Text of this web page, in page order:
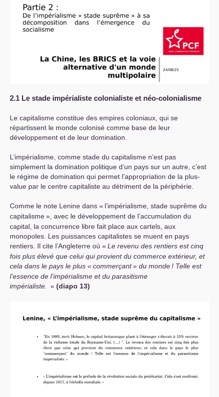
2.1 Le stade impérialiste colonialiste et néo-colonialisme
Le capitalisme constitue des empires coloniaux, qui se
répartissent le monde colonisé comme base de leur
développement et de leur domination.
L’impérialisme, comme stade du capitalisme n’est pas
simplement la domination politique d’un pays sur un autre, c’est
le régime de domination qui permet l’appropriation de la plus-
value par le centre capitaliste au détriment de la périphérie.
Comme le note Lenine dans « l’impérialisme, stade suprême du
capitalisme», avec le développement de l’accumulation du
capital, la concurrence libre fait place aux cartels, aux
monopoles. Les puissances capitalistes se muent en pays
rentiers. Il cite l’Angleterre où « Le revenu des rentiers est cinq
fois plus élevé que celui qui provient du commerce extérieur, et
cela dans le pays le plus «commerçant» du monde! Telle est
l’essence de l’impérialisme et du parasitisme
impérialiste. » (diapo 13)